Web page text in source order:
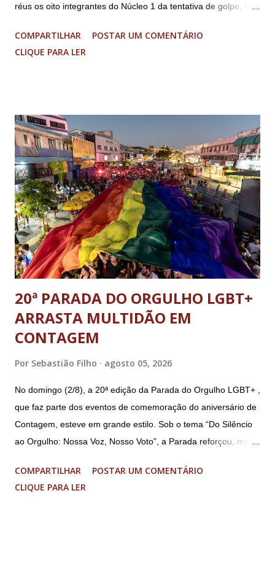
réus os oito integrantes do Núcleo 1 da tentativa de golpe, ou
(PGR): o deputado federal Alexandre Ramagem, ex-diretor da
Agência Brasileira de Inteligência (Abin); o almirante Almir
Segurança Institucional (GSI); o tenente-coronel Mauro Cid,
ex-ajudante de ordens de Bolsonaro (réu-colaborador); o ex-
presidente da República Jair Bolsonaro; o general Paulo
Sérgio Nogueira, ex-ministro da Defesa; e o general da
reserva Walter Braga Netto, ex-ministro da Casa Civil e da
Defesa. A acusação envolveu os crimes de tentativa de
abolição violenta do Estado Democrático de Direito, golpe de
E...
COMPARTILHAR
POSTAR UM COMENTÁRIO
CLIQUE PARA LER
20ª PARADA DO ORGULHO LGBT+
ARRASTA MULTIDÃO EM
CONTAGEM
Por Sebastião Filho agosto 05, 2026
No domingo (2/8), a 20ª edição da Parada do Orgulho LGBT+ ,
que faz parte dos eventos de comemoração do aniversário de
Contagem, esteve em grande estilo. Sob o tema “Do Silêncio
ao Orgulho: Nossa Voz, Nosso Voto”, a Parada reforçou, mais
município. A concentração foi na Praça da Glória, que estava
preparada com um palco e contou com diversos shows,
COMPARTILHAR
POSTAR UM COMENTÁRIO
CLIQUE PARA LER